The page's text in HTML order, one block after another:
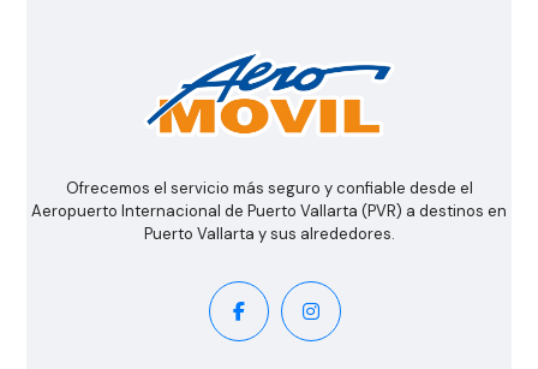
Ofrecemos el servicio más seguro y confiable desde el
Aeropuerto Internacional de Puerto Vallarta (PVR) a destinos en
Puerto Vallarta y sus alrededores.